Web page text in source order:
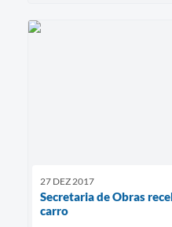
27 DEZ 2017
Secretaria de Obras
carro